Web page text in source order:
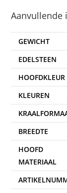
Aanvullende
GEWICHT
EDELSTEEN
HOOFDKLEUR
KLEUREN
BREEDTE
HOOFD
MATERIAAL